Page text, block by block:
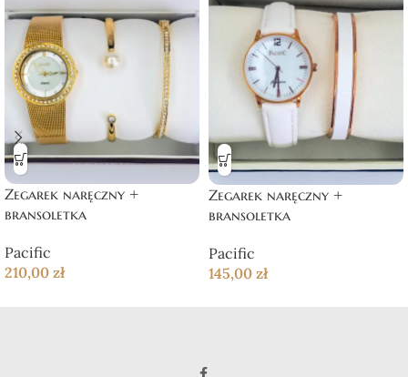
Zegarek naręczny +
bransoletka
Pacific
210,00 zł
Zegarek naręczny +
bransoletka
Pacific
145,00 zł